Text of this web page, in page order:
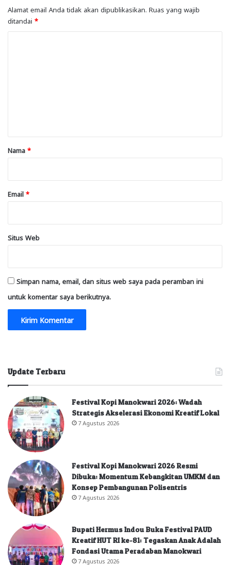
Alamat email Anda tidak akan dipublikasikan. Ruas yang wajib
ditandai *
rNama *
Email *
Situs Web
Simpan nama, email, dan situs web saya pada peramban ini
untuk komentar saya berikutnya.
Update Terbaru
Festival Kopi Manokwari 2026: Wadah
Strategis Akselerasi Ekonomi Kreatif Lokal
7 Agustus 2026
Festival Kopi Manokwari 2026 Resmi
Dibuka: Momentum Kebangkitan UMKM dan
Konsep Pembangunan Polisentris
7 Agustus 2026
Bupati Hermus Indou Buka Festival PAUD
Kreatif HUT RI ke-81: Tegaskan Anak Adalah
Fondasi Utama Peradaban Manokwari
7 Agustus 2026